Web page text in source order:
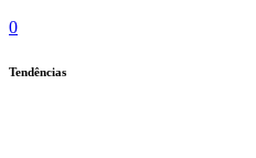
0
Tendências